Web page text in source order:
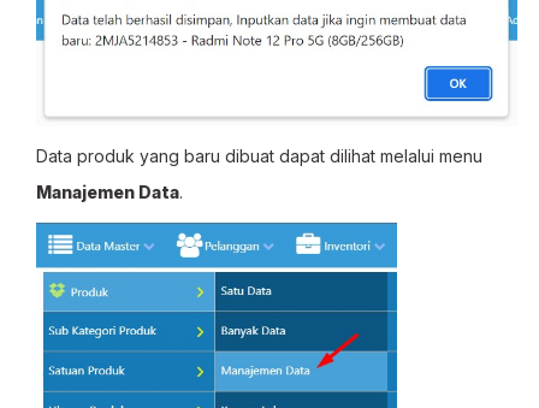
Data produk yang baru dibuat dapat dilihat melalui menu
Manajemen Data.